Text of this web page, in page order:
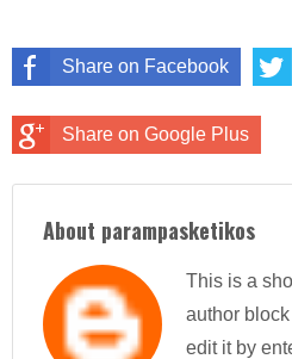
Share on Facebook
Share on Google Plus
About parampasketikos
This is a
author
edit it by